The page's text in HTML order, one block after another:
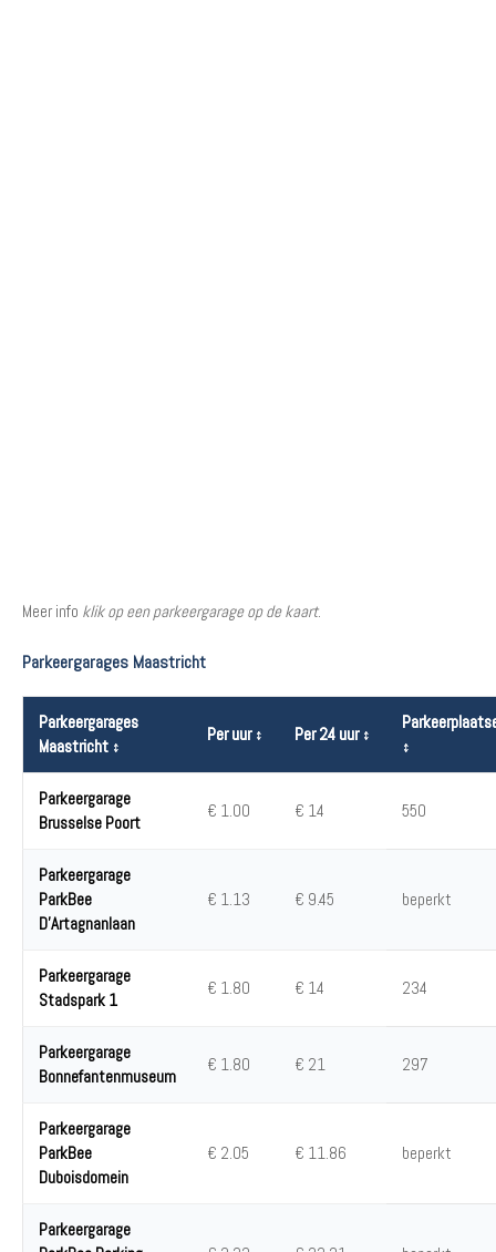
Meer info klik op een parkeergarage op de kaart.
Parkeergarages Maastricht
Parkeergarages
Maastricht ↕
Per uur ↕ Per 24 uur ↕
↕
Parkeergarage
Brusselse Poort
€ 1.00 € 14 550
Parkeergarage
ParkBee
D'Artagnanlaan
€ 1.13 € 9.45 beperkt
Parkeergarage
Stadspark 1
€ 1.80 € 14 234
Parkeergarage
Bonnefantenmuseum
€ 1.80 € 21 297
Parkeergarage
ParkBee
Duboisdomein
€ 2.05 € 11.86 beperkt
Parkeergarage